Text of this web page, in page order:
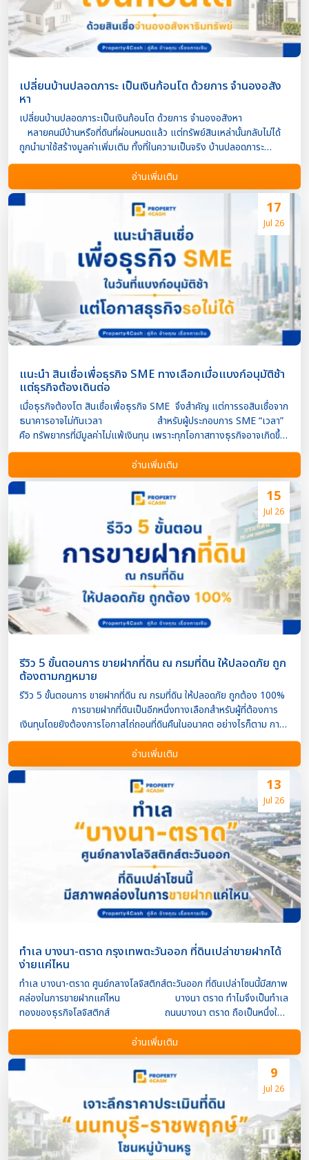
ได้ตามปกติ ตราบใดที่ปฏิบัติตามเงื่อนไขการผ่อนชำระ วงเงินที่ได้รับจะขึ้น
อยู่กับราคาประเมินของทรัพย์สิน ประเภทของอสังหาริมทรัพย์ รายได้ของ
ผู้กู้ และนโยบายของผู้ให้บริ […]
เปลี่ยนบ้านปลอดภาระ เป็นเงินก้อนโต ด้วยการ จำนองอสัง
หา
เปลี่ยนบ้านปลอดภาระเป็นเงินก้อนโต ด้วยการ จำนองอสังหา
หลายคนมีบ้านหรือที่ดินที่ผ่อนหมดแล้ว แต่ทรัพย์สินเหล่านั้นกลับไม่ได้
ถูกนำมาใช้สร้างมูลค่าเพิ่มเติม ทั้งที่ในความเป็นจริง บ้านปลอดภาระ
สามารถเปลี่ยนเป็นเงินทุนก้อนใหญ่ได้ ผ่าน “สินเชื่อจำนอง
อสังหาริมทรัพย์” ซึ่งเป็นอีกหนึ่งทางเลือกสำหรับผู้ที่ต้องการเพิ่มสภาพ
คล่องทางการเงินโดยไม่จำเป็นต้องขายทรัพย์สินที่ถือครองอยู่
ไม่ว่าจะเป็นการนำเงินไปลงทุน ขยายกิจการ รีโนเวทบ้าน ชำระหนี้ที่มีด
อกเบี้ยสูง หรือใช้เป็นเงินทุนหมุนเวียน สินเชื่อประเภทนี้ช่วยให้เจ้าของ
ทรัพย์สามารถใช้ประโยชน์จากมูลค่าของอสังหาริมทรัพย์ได้อย่างมี
ประสิทธิภาพ สินเชื่อจำนองอสังหาริมทรัพย์คืออะไร? สิน
เชื่อจำนองอสังหาริมทรัพย์ คือ สินเชื่อที่ผู้กู้นำบ้าน คอนโด อาคารพาณิชย์
หรือที่ดินที่มีกรรมสิทธิ์ถูกต้องมาเป็นหลักประกันในการขอสินเชื่อกับสถาบัน
การเงินหรือผู้ให้บริการสินเชื่อ โดยยังคงสามารถอยู่อาศัยหรือใช้ประโยชน์
จากทรัพย์สินนั้นได้ตามปกติ ตราบใดที่ปฏิบัติตามเงื่อนไขของสัญญา
วงเงินอนุมัติจะขึ้นอยู่กับมูล […]
อ่านเพิ่มเติม
17
Jul 26
แนะนำ สินเชื่อเพื่อธุรกิจ SME ทางเลือกเมื่อแบงก์อนุมัติช้า
แต่ธุรกิจต้องเดินต่อ
เมื่อธุรกิจต้องโต สินเชื่อเพื่อธุรกิจ SME จึงสำคัญ แต่การรอสินเชื่อจาก
ธนาคารอาจไม่ทันเวลา สำหรับผู้ประกอบการ SME “เวลา”
คือ ทรัพยากรที่มีมูลค่าไม่แพ้เงินทุน เพราะทุกโอกาสทางธุรกิจอาจเกิดขึ้น
เพียงช่วงเวลาสั้นๆ ไม่ว่าจะเป็นการรับออเดอร์ล็อตใหญ่ การนำเข้าสินค้า
การขยายสาขา หรือการเติมสต็อกในช่วงที่ยอดขายกำลังเติบโต
แต่ในความเป็นจริง ผู้ประกอบการจำนวนไม่น้อยต้องเผชิญกับปัญหา
สินเชื่อธนาคารใช้เวลาพิจารณานาน ตั้งแต่การรวบรวมเอกสาร การตรวจ
สอบงบการเงิน ไปจนถึงขั้นตอนอนุมัติ ซึ่งอาจใช้เวลาหลายสัปดาห์หรือ
หลายเดือน เมื่อเงินทุนมาช้า โอกาสทางธุรกิจก็อาจหลุดลอยไปเช่นกัน
ทำไม SME จึงมองหาทางเลือกนอกเหนือจากธนาคาร
ธุรกิจขนาดเล็กและขนาดกลางมักมีข้อจำกัดที่แตกต่างจากธุรกิจขนาด
ใหญ่ เช่น ต้องใช้เงินทุนหมุนเวียนตลอดเวลา รายได้อาจไม่สม่ำเสมอใน
แต่ละเดือน ไม่มีหลักประกันมูลค่าสูง เพิ่งเริ่มดำเนินธุรกิจ ต้องการเงินทุน
ภายในเวลาอันจำกัด ด้วยเหตุนี้ ผู้ประกอบการจำนวนมากจึงเริ่มมองหา สิน
เชื่อธุรกิจทางเลือก ที่มีความยืดหยุ่นมากกว่า และตอ […]
อ่านเพิ่มเติม
15
Jul 26
รีวิว 5 ขั้นตอนการ ขายฝากที่ดิน ณ กรมที่ดิน ให้ปลอดภัย ถูก
ต้องตามกฎหมาย
รีวิว 5 ขั้นตอนการ ขายฝากที่ดิน ณ กรมที่ดิน ให้ปลอดภัย ถูกต้อง 100%
การขายฝากที่ดินเป็นอีกหนึ่งทางเลือกสำหรับผู้ที่ต้องการ
เงินทุนโดยยังต้องการโอกาสไถ่ถอนที่ดินคืนในอนาคต อย่างไรก็ตาม การ
ทำธุรกรรมประเภทนี้มีผลทางกฎหมายเกี่ยวกับกรรมสิทธิ์ในที่ดิน จึงควร
ดำเนินการที่กรมที่ดินอย่างถูกต้อง เพื่อให้ทุกฝ่ายได้รับความคุ้มครองตาม
กฎหมาย บทความนี้จะพาไปรีวิว 5 ขั้นตอนการขายฝากที่ดิน
ณ กรมที่ดิน พร้อมข้อควรรู้ก่อนทำสัญญา เพื่อให้การขายฝากเป็นไปอย่าง
ปลอดภัย โปร่งใส และลดความเสี่ยงจากข้อผิดพลาดที่อาจเกิดขึ้น การ
ขายฝากที่ดินคืออะไร การขายฝาก คือ การทำนิติกรรมที่ผู้
ขายฝากโอนกรรมสิทธิ์ในที่ดินให้แก่ผู้รับซื้อฝาก โดยผู้ขายฝากยังมีสิทธิ
ไถ่ถอนทรัพย์สินคืนภายในระยะเวลาที่กฎหมายหรือสัญญากำหนด หากไม่
ไถ่ถอนภายในกำหนด กรรมสิทธิ์จะตกเป็นของผู้รับซื้อฝากโดยสมบูรณ์
ดังนั้น การขายฝากจึงแตกต่างจากการกู้ยืมเงินหรือการจำนอง
เพราะเป็นการโอนกรรมสิทธิ์จริงตั้งแต่วันที่จดทะเบียน ทำไมต้องทำ
สัญญาขายฝากที่กรมที่ดิน กา […]
อ่านเพิ่มเติม
13
Jul 26
ทำเล บางนา-ตราด กรุงเทพตะวันออก ที่ดินเปล่าขายฝากได้
ง่ายแค่ไหน
ทำเล บางนา-ตราด ศูนย์กลางโลจิสติกส์ตะวันออก ที่ดินเปล่าโซนนี้มีสภาพ
คล่องในการขายฝากแค่ไหน บางนา ตราด ทำไมจึงเป็นทำเล
ทองของธุรกิจโลจิสติกส์ ถนนบางนา ตราด ถือเป็นหนึ่งใน
ทำเลยุทธศาสตร์ของภาคตะวันออกที่ได้รับความสนใจจากนักลงทุนและผู้
ประกอบการอย่างต่อเนื่อง เนื่องจากเป็นเส้นทางหลักที่เชื่อมกรุงเทพฯ กับ
จังหวัดเศรษฐกิจสำคัญ เช่น สมุทรปราการ ฉะเชิงเทรา ชลบุรี และระยอง
อีกทั้งยังสามารถเชื่อมต่อท่าเรือแหลมฉบัง สนามบินสุวรรณภูมิ และ
โครงการระเบียงเศรษฐกิจภาคตะวันออก (EEC) ได้อย่างสะดวก
ปัจจัยเหล่านี้ส่งผลให้ที่ดินเปล่าตลอดแนวบางนา-ตราด มีมูลค่าเพิ่มขึ้น
อย่างต่อเนื่อง โดยเฉพาะแปลงที่สามารถพัฒนาเป็นคลังสินค้า ศูนย์
กระจายสินค้า โรงงาน หรือโครงการเชิงพาณิชย์ได้ ที่ดินเปล่าในโซน
บางนา-ตราด ยังมีความต้องการสูงหรือไม่ คำตอบคือ “ยัง
อ่านเพิ่มเติม
9
Jul 26